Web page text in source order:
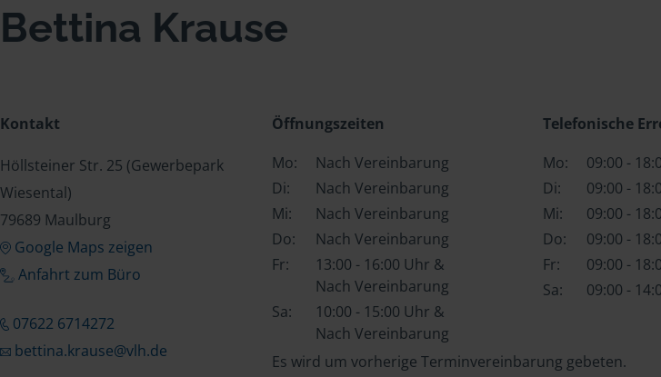
Bettina Krause
Kontakt
Höllsteiner Str. 25 (Gewerbepark
Wiesental)
79689 Maulburg
Google Maps zeigen
Anfahrt zum Büro
07622 6714272
bettina.krause@vlh.de
Öffnungszeiten
Mo:
Nach Vereinbarung
Di:
Nach Vereinbarung
Mi:
Nach Vereinbarung
Do:
Nach Vereinbarung
Fr:
13:00 - 16:00 Uhr &
Nach Vereinbarung
Sa:
10:00 - 15:00 Uhr &
Nach Vereinbarung
Telefonische
Mo:
09:00 -
Di:
09:00 -
Mi:
09:00 -
Do:
09:00 -
Fr:
09:00 -
Sa:
09:00 -
Es wird um vorherige Terminvereinbarung gebeten.